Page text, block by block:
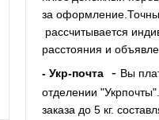
за
рассчитывается
расстояния и
- Укр-почта- Вы
отделении
заказа до 5 кг.